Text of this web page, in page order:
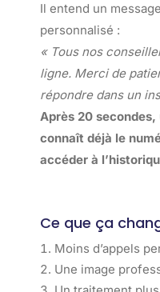
Il entend un
personnalisé :
« Tous nos
ligne. Merci de
répondre dans un
Après 20
connaît déjà le
accéder à
Ce que ça
Moins d’appels
Une image